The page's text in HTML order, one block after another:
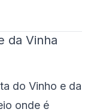
da Vinha
do Vinho e da
onde é